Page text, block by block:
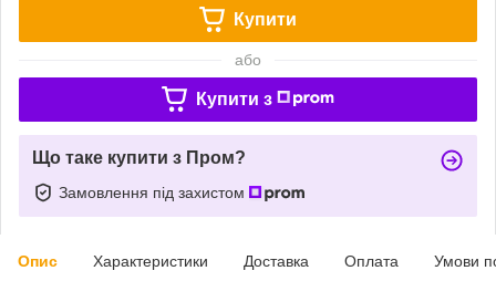
Купити
або
Купити з
Що таке купити з Пром?
Замовлення під захистом
Опис Характеристики Доставка Оплата Умови